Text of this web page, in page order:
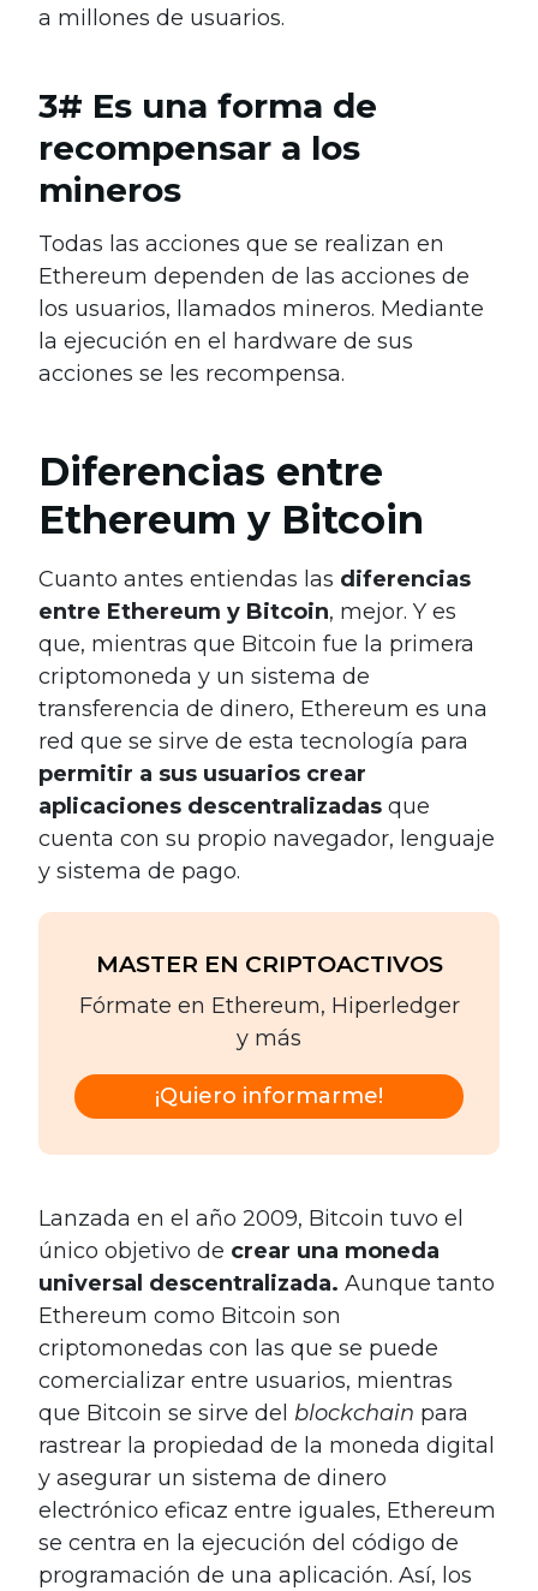
a millones de usuarios.
3# Es una forma de
recompensar a los
mineros
Todas las acciones que se realizan en
Ethereum dependen de las acciones de
los usuarios, llamados mineros. Mediante
la ejecución en el hardware de sus
acciones se les recompensa.
Diferencias entre
Ethereum y Bitcoin
Cuanto antes entiendas las diferencias
entre Ethereum y Bitcoin, mejor. Y es
que, mientras que Bitcoin fue la primera
criptomoneda y un sistema de
transferencia de dinero, Ethereum es una
red que se sirve de esta tecnología para
permitir a sus usuarios crear
aplicaciones descentralizadas que
cuenta con su propio navegador, lenguaje
y sistema de pago.
MASTER EN CRIPTOACTIVOS
Fórmate en Ethereum, Hiperledger
y más
¡Quiero informarme!
Lanzada en el año 2009, Bitcoin tuvo el
único objetivo de crear una moneda
universal descentralizada. Aunque tanto
Ethereum como Bitcoin son
criptomonedas con las que se puede
comercializar entre usuarios, mientras
que Bitcoin se sirve del blockchain para
rastrear la propiedad de la moneda digital
y asegurar un sistema de dinero
electrónico eficaz entre iguales, Ethereum
se centra en la ejecución del código de
programación de una aplicación. Así, los